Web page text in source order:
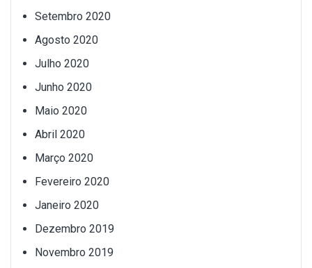
Setembro 2020
Agosto 2020
Julho 2020
Junho 2020
Maio 2020
Abril 2020
Março 2020
Fevereiro 2020
Janeiro 2020
Dezembro 2019
Novembro 2019